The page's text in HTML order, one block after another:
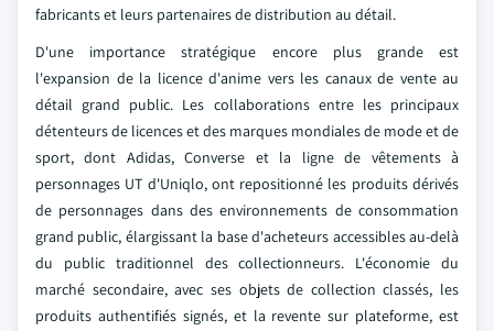
fabricants et leurs partenaires de distribution au détail.
D'une importance stratégique encore plus grande est
l'expansion de la licence d'anime vers les canaux de vente au
détail grand public. Les collaborations entre les principaux
détenteurs de licences et des marques mondiales de mode et de
sport, dont Adidas, Converse et la ligne de vêtements à
personnages UT d'Uniqlo, ont repositionné les produits dérivés
de personnages dans des environnements de consommation
grand public, élargissant la base d'acheteurs accessibles au-delà
du public traditionnel des collectionneurs. L'économie du
marché secondaire, avec ses objets de collection classés, les
produits authentifiés signés, et la revente sur plateforme, est